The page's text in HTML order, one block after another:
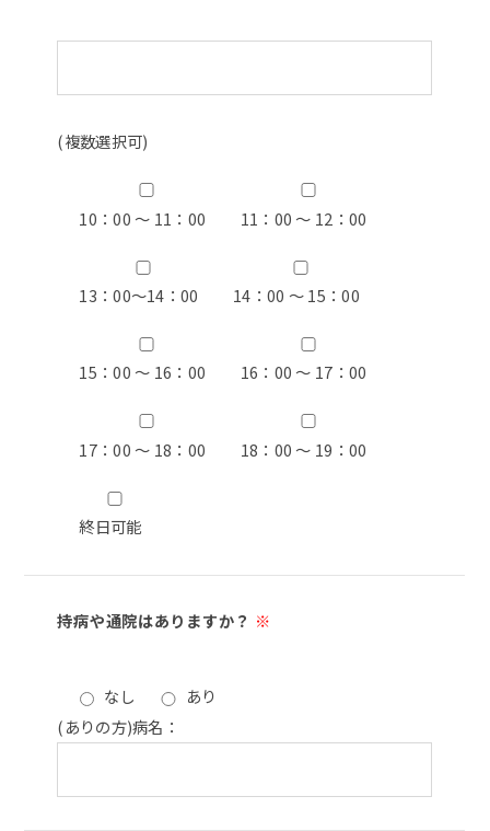
(複数選択可)
10：00 ～ 11：00 11：00 ～ 12：00
13：00〜14：00 14：00 ～ 15：00
15：00 ～ 16：00 16：00 ～ 17：00
17：00 ～ 18：00 18：00 ～ 19：00
終日可能
持病や通院はありますか？ ※
なし
あり
(ありの方)病名：